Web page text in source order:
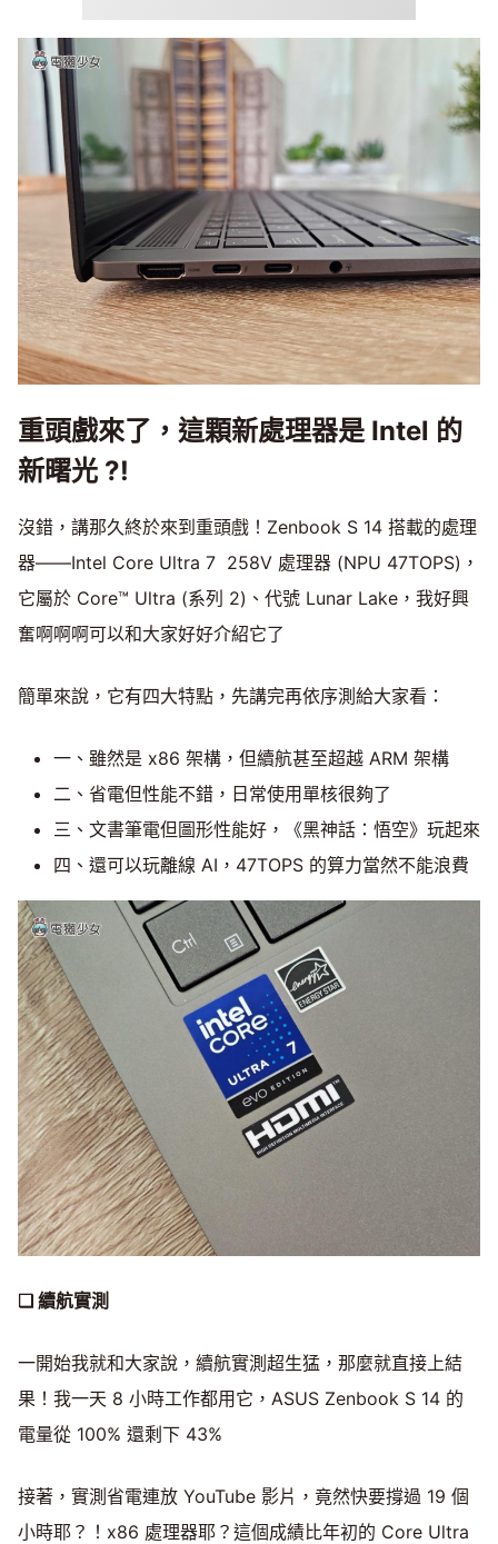
重頭戲來了，這顆新處理器是 Intel 的
新曙光 ?!
沒錯，講那久終於來到重頭戲！Zenbook S 14 搭載的處理
器——Intel Core Ultra 7 258V 處理器 (NPU 47TOPS)，
它屬於 Core™ Ultra (系列 2)、代號 Lunar Lake，我好興
奮啊啊啊可以和大家好好介紹它了
簡單來說，它有四大特點，先講完再依序測給大家看：
一、雖然是 x86 架構，但續航甚至超越 ARM 架構
二、省電但性能不錯，日常使用單核很夠了
三、文書筆電但圖形性能好，《黑神話：悟空》玩起來
四、還可以玩離線 AI，47TOPS 的算力當然不能浪費
❑ 續航實測
一開始我就和大家說，續航實測超生猛，那麼就直接上結
果！我一天 8 小時工作都用它，ASUS Zenbook S 14 的
電量從 100% 還剩下 43%
接著，實測省電連放 YouTube 影片，竟然快要撐過 19 個
小時耶？！x86 處理器耶？這個成績比年初的 Core Ultra